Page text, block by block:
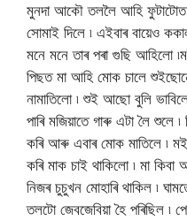
মুনদা আকৌ তললৈ আহি ফুটাটোত
সোমাই দিলে ৷ এইবাৰ বায়েও
মনে মনে তাৰ পৰা গুছি আহিলো
পিছত মা আহি মোক চালে
নামাতিলো ৷ শুই আছো বুলি ভাবিলে
পাৰি মজিয়াতে গাৰু এটা লৈ শুলে
কৰি আৰু এবাৰ মোক মাতিলে ৷
কৰি মাক চাই থাকিলো ৷ মা কিবা
নিজৰ চুচুখন মোহাৰি থাকিল ৷
তলটো জেবজেবিয়া হৈ পৰিছিল ৷